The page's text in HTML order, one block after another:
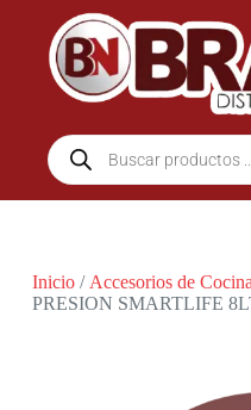
Inicio/ Accesorios de Cocina
PRESION SMARTLIFE